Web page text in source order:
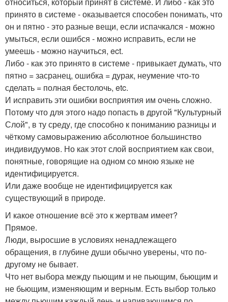
принято в системе - оказывается способен понимать, что
он и пятно - это разные вещи, если испачкался - можно
умыться, если ошибся - можно исправить, если не
умеешь - можно научиться, ect.
Либо - как это принято в системе - привыкает думать, что
пятно = засранец, ошибка = дурак, неумение что-то
сделать = полная бестолочь, etc.
И исправить эти ошибки восприятия им очень сложно.
Потому что для этого надо попасть в другой "Культурный
Слой", в ту среду, где способно к пониманию разницы и
чёткому самовыражению абсолютное большинство
индивидуумов. Но как этот слой восприятием как свои,
понятные, говорящие на одном со мною языке не
идентифицируется.
Или даже вообще не идентифицируется как
существующий в природе.
И какое отношение всё это к жертвам имеет?
Прямое.
Люди, выросшие в условиях ненадлежащего
обращения, в глубине души обычно уверены, что по-
другому не бывает.
Что нет выбора между пьющим и не пьющим, бьющим и
не бьющим, изменяющим и верным. Есть выбор только